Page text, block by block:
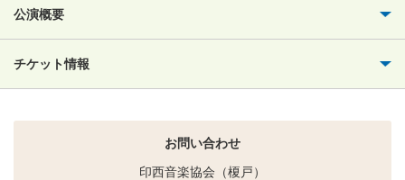
公演概要
チケット情報
お問い合わせ
印西音楽協会（榎戸）